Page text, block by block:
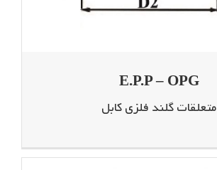
E.P.P – OPG
متعلقات گلند فلزی کابل